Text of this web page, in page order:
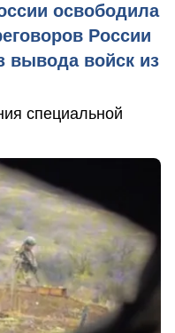
освободила
России
вывода войск из
специальной